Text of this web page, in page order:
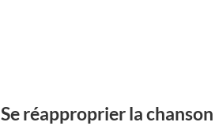
Se réapproprier la